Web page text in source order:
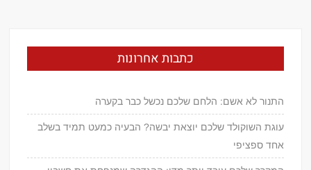
כתבות אחרונות
התנור לא אשם: הלחם שלכם נכשל כבר בקערה
עוגת השוקולד שלכם יוצאת יבשה? הבעיה כמעט תמיד בשלב
אחד ספציפי